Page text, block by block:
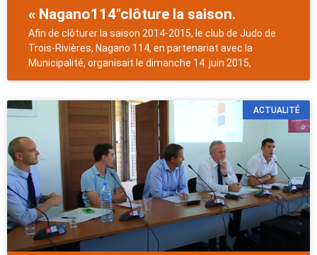
« Nagano114″clôture la saison.
Afin de clôturer la saison 2014-2015, le club de Judo de
Trois-Rivières, Nagano 114, en partenariat avec la
Municipalité, organisait le dimanche 14 juin 2015,
ACTUALITÉ